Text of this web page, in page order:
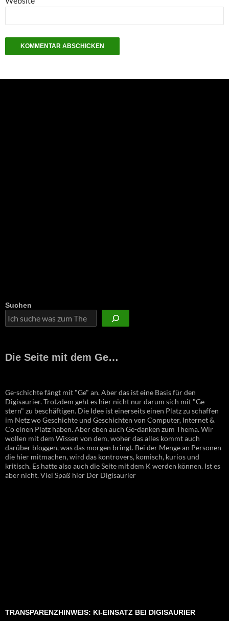
Suchen
Die Seite mit dem Ge…
Ge-schichte fängt mit "Ge" an. Aber das ist eine Basis für den
Digisaurier. Trotzdem geht es hier nicht nur darum sich mit "Ge-
stern" zu beschäftigen. Die Idee ist einerseits einen Platz zu schaffen
im Netz wo Geschichte und Geschichten von Computer, Internet &
Co einen Platz haben. Aber eben auch Ge-danken zum Thema. Wir
wollen mit dem Wissen von dem, woher das alles kommt auch
darüber bloggen, was das morgen bringt. Bei der Menge an Personen
die hier mitmachen, wird das kontrovers, komisch, kurios und
kritisch. Es hatte also auch die Seite mit dem K werden können. Ist es
aber nicht. Viel Spaß hier Der Digisaurier
TRANSPARENZHINWEIS: KI-EINSATZ BEI DIGISAURIER